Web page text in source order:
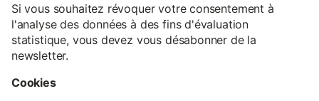
Si vous souhaitez révoquer votre consentement à
l'analyse des données à des fins d'évaluation
statistique, vous devez vous désabonner de la
newsletter.
Cookies